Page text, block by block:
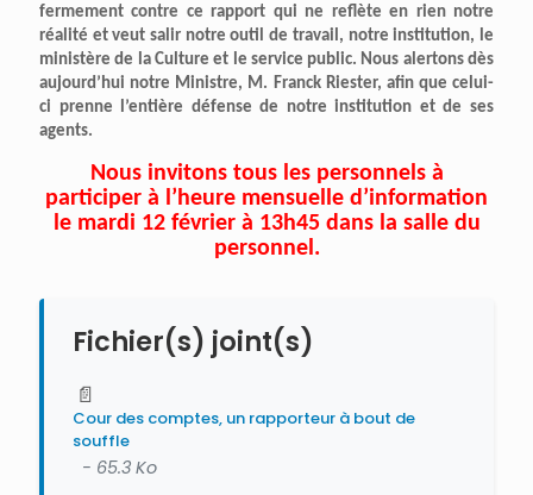
fermement contre ce rapport qui ne reflète en rien notre
réalité et veut salir notre outil de travail, notre institution, le
ministère de la Culture et le service public. Nous alertons dès
aujourd’hui notre Ministre, M. Franck Riester, afin que celui-
ci prenne l’entière défense de notre institution et de ses
agents.
Nous invitons tous les personnels à
participer à l’heure mensuelle d’information
le mardi 12 février à 13h45 dans la salle du
personnel.
Fichier(s) joint(s)
📄
Cour des comptes, un rapporteur à bout de
souffle
- 65.3 Ko